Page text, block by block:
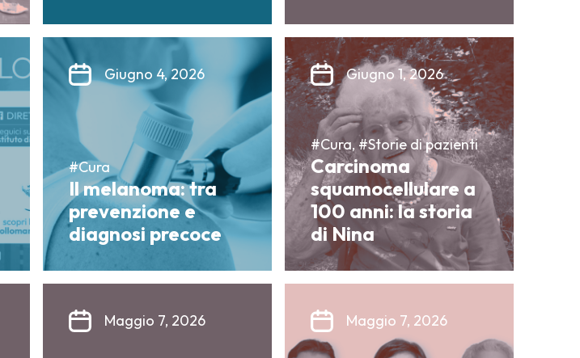
Giugno 4, 2026
#Cura
Il melanoma: tra
prevenzione e
diagnosi precoce
Giugno 1, 2026
#Cura, #Storie di pazienti
Carcinoma
squamocellulare a
100 anni: la storia
di Nina
Maggio 7, 2026 Maggio 7, 2026